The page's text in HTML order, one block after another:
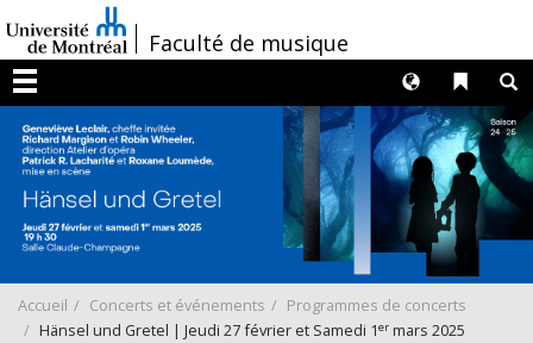
au
contenu
/Faculté de musique
Menu
Liens
Langues
Accueil Concerts et événements
Programmes de concerts
Hänsel und Gretel | Jeudi 27 février et Samedi 1er mars 2025